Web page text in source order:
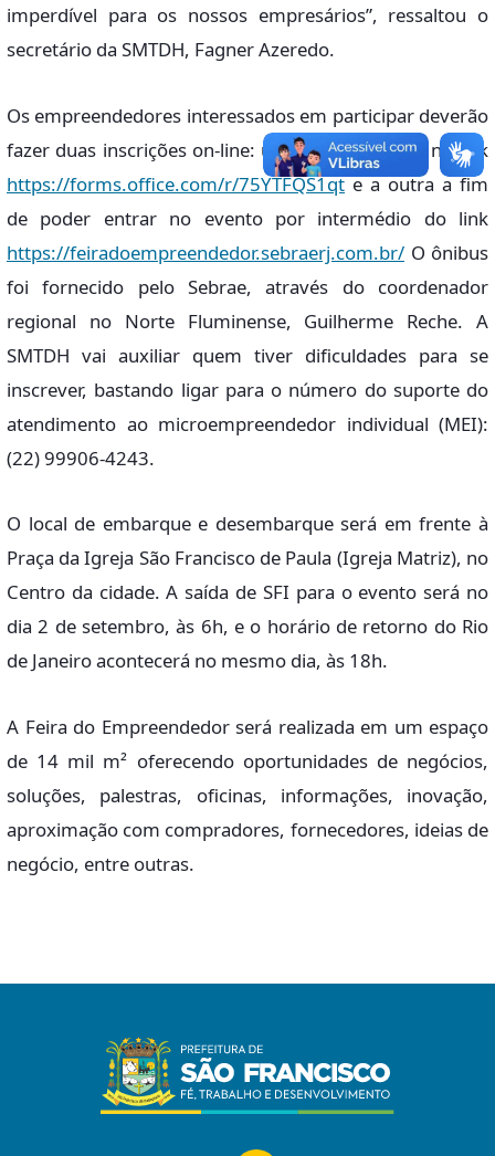
imperdível para os nossos empresários”, ressaltou o
secretário da SMTDH, Fagner Azeredo.
Os empreendedores interessados em participar deverão
fazer duas inscrições on-line: uma para o ônibus no link
https://forms.office.com/r/75YTFQS1qte a outra a fim
de poder entrar no evento por intermédio do link
https://feiradoempreendedor.sebraerj.com.br/ O ônibus
foi fornecido pelo Sebrae, através do coordenador
regional no Norte Fluminense, Guilherme Reche. A
SMTDH vai auxiliar quem tiver dificuldades para se
inscrever, bastando ligar para o número do suporte do
atendimento ao microempreendedor individual (MEI):
(22) 99906-4243.
O local de embarque e desembarque será em frente à
Praça da Igreja São Francisco de Paula (Igreja Matriz), no
Centro da cidade. A saída de SFI para o evento será no
dia 2 de setembro, às 6h, e o horário de retorno do Rio
de Janeiro acontecerá no mesmo dia, às 18h.
A Feira do Empreendedor será realizada em um espaço
de 14 mil m² oferecendo oportunidades de negócios,
soluções, palestras, oficinas, informações, inovação,
aproximação com compradores, fornecedores, ideias de
negócio, entre outras.